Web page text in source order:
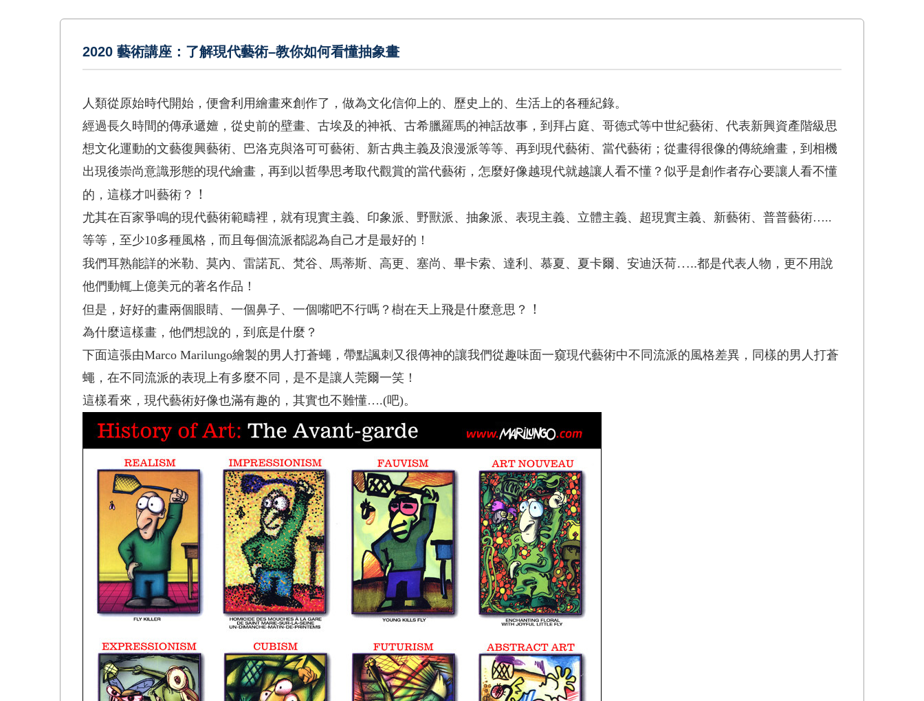
2020 藝術講座：了解現代藝術–教你如何看懂抽象畫
人類從原始時代開始，便會利用繪畫來創作了，做為文化信仰上的、歷史上的、生活上的各種紀錄。
經過長久時間的傳承遞嬗，從史前的壁畫、古埃及的神祇、古希臘羅馬的神話故事，到拜占庭、哥德式等中世紀藝術、代表新興資產階級思
想文化運動的文藝復興藝術、巴洛克與洛可可藝術、新古典主義及浪漫派等等、再到現代藝術、當代藝術；從畫得很像的傳統繪畫，到相機
出現後崇尚意識形態的現代繪畫，再到以哲學思考取代觀賞的當代藝術，怎麼好像越現代就越讓人看不懂？似乎是創作者存心要讓人看不懂
的，這樣才叫藝術？
！
尤其在百家爭鳴的現代藝術範疇裡，就有現實主義、印象派、野獸派、抽象派、表現主義、立體主義、超現實主義、新藝術、普普藝術…..
等等，至少10多種風格，而且每個流派都認為自己才是最好的！
我們耳熟能詳的米勒、莫內、雷諾瓦、梵谷、馬蒂斯、高更、塞尚、畢卡索、達利、慕夏、夏卡爾、安迪沃荷…..都是代表人物，更不用說
他們動輒上億美元的著名作品！
但是，好好的畫兩個眼睛、一個鼻子、一個嘴吧不行嗎？樹在天上飛是什麼意思？
！
為什麼這樣畫，他們想說的，到底是什麼？
下面這張由Marco Marilungo繪製的男人打蒼蠅，帶點諷刺又很傳神的讓我們從趣味面一窺現代藝術中不同流派的風格差異，同樣的男人打蒼
蠅，在不同流派的表現上有多麼不同，是不是讓人莞爾一笑！
這樣看來，現代藝術好像也滿有趣的，其實也不難懂….(吧)。